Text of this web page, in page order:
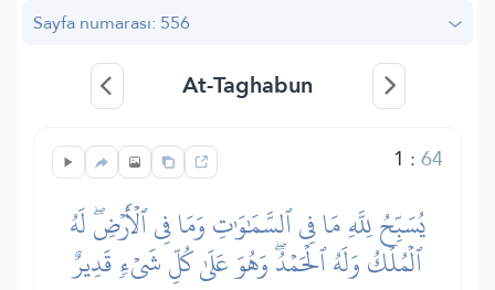
Sayfa numarası: 556
At-Taghabun
1 :64
يُسَبِّحُ لِلَّهِ مَا فِي ٱلسَّمَٰوَٰتِ وَمَا فِي ٱلۡأَرۡضِۖ لَهُ
ٱلۡمُلۡكُ وَلَهُ ٱلۡحَمۡدُۖ وَهُوَ عَلَىٰ كُلِّ شَيۡءٖ قَدِيرٌ